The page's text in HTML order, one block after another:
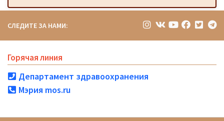
СЛЕДИТЕ ЗА НАМИ:
Горячая линия
Департамент здравоохранения
Мэрия mos.ru